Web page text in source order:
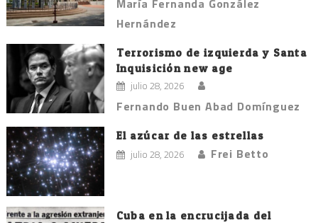
Hernández
Terrorismo de izquierda y Santa
Inquisición new age
julio 28, 2026
Fernando Buen Abad Domínguez
El azúcar de las estrellas
julio 28, 2026 Frei Betto
Cuba en la encrucijada del